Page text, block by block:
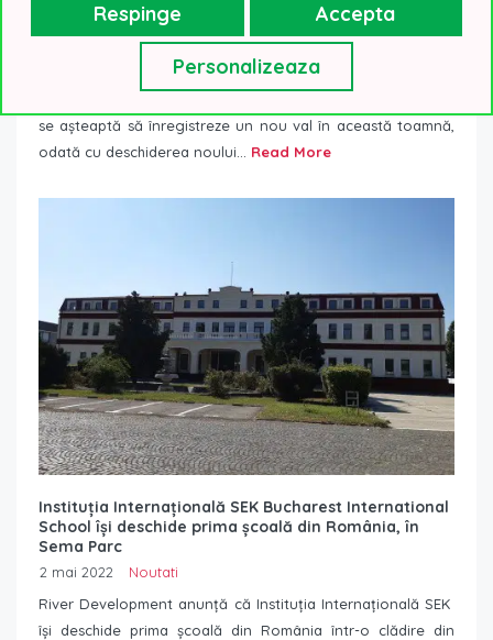
Principalele tendințe pe piața spațiilor de birouri
după începerea noului an școlar
Noutati
se așteaptă să înregistreze un nou val în această toamnă,
odată cu deschiderea noului... Read More
Instituția Internațională SEK Bucharest International
School își deschide prima școală din România, în
Sema Parc
2 mai 2022
Noutati
River Development anunță că Instituția Internațională SEK
își deschide prima școală din România într-o clădire din
Respinge Accepta
Personalizeaza